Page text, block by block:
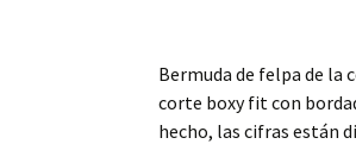
Bermuda de felpa de la
corte boxy fit con
hecho, las cifras están